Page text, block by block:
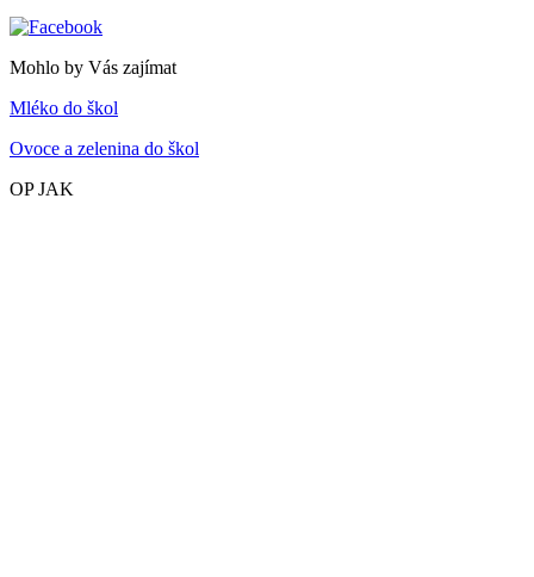
Mohlo by Vás zajímat
Mléko do škol
Ovoce a zelenina do škol
OP JAK